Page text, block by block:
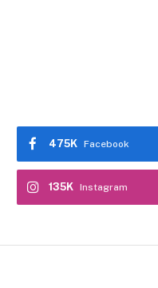
Facebook
475K
Instagram
135K